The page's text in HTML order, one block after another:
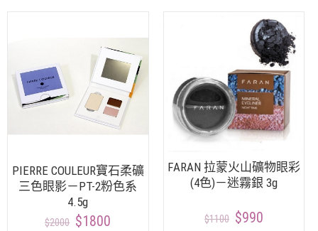
PIERRE COULEUR寶石柔礦
三色眼影－PT-2粉色系
4.5g
$2000 $1800
FARAN 拉蒙火山礦物眼彩
(4色)－迷霧銀 3g
$1100 $990